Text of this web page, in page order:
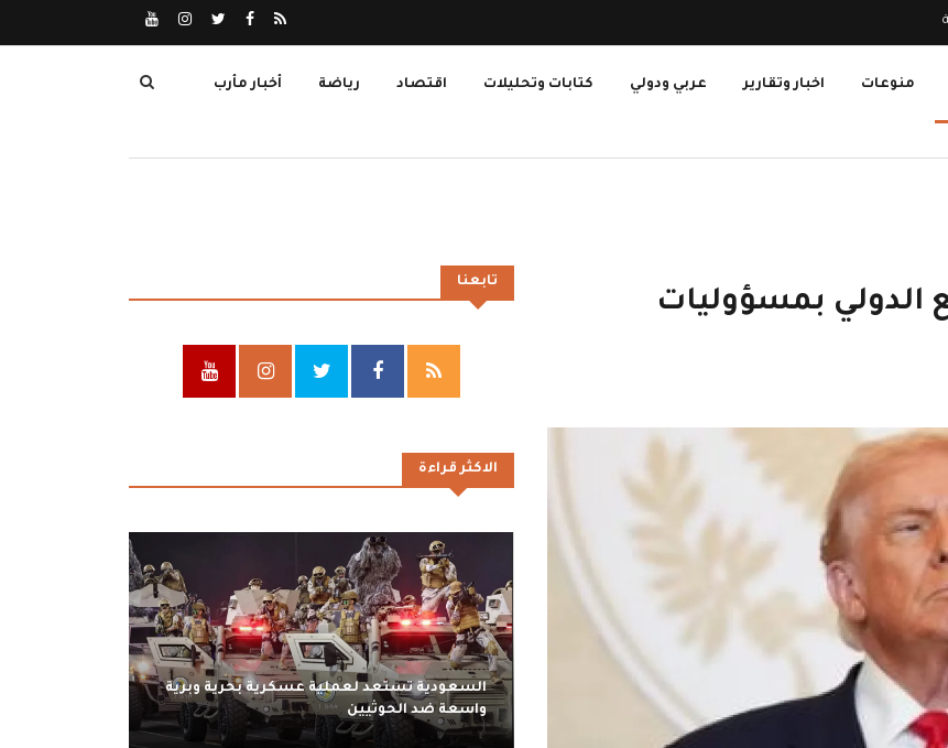
منوعات اخبار وتقارير عربي ودولي كتابات وتحليلات اقتصاد رياضة أخبار مأرب
الدولي بمسؤوليات
تابعنا
الاكثر قراءة
السعودية تستعد لعملية عسكرية بحرية وبرية
واسعة ضد الحوثيين